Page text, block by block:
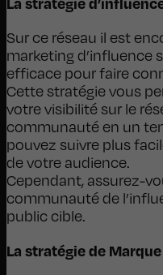
Sur ce réseau il est
marketing d’influence
efficace pour faire
Cette stratégie vous
votre visibilité sur le
communauté en un
pouvez suivre plus
de votre audience.
Cependant, assurez-
communauté de
public cible.
La stratégie de